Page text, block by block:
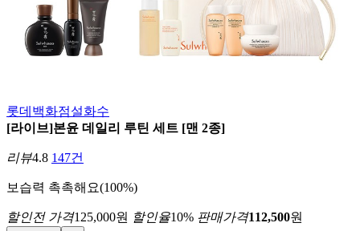
롯데백화점설화수
[라이브]본윤 데일리 루틴 세트 [맨 2종]
리뷰4.8 147건
보습력 촉촉해요(100%)
할인전 가격125,000원 할인율10% 판매가격112,500원